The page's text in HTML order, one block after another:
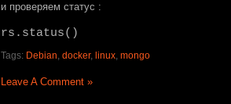
и проверяем статус :
rs.status()
Tags: Debian, docker, linux, mongo
Leave A Comment »